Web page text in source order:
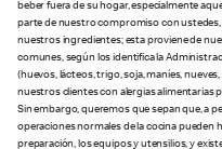
beber fuera de su hogar, especialmente
parte de nuestro compromiso con
nuestros ingredientes; esta proviene de
comunes, según los identifica la
(huevos, lácteos, trigo, soja, maníes,
nuestros clientes con alergias alimentarias
Sin embargo, queremos que sepan que, a
operaciones normales de la cocina pueden
preparación, los equipos y utensilios, y